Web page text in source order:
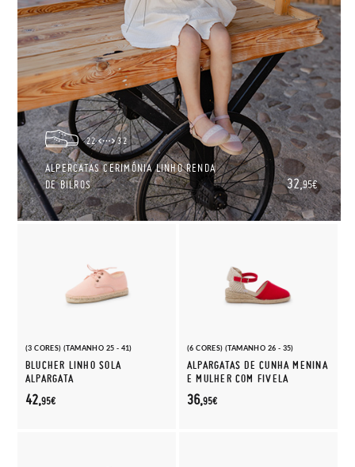
22 32
ALPERCATAS CERIMÓNIA LINHO RENDA
DE BILROS
32,95€
(3 CORES) (TAMANHO 25 - 41)
BLUCHER LINHO SOLA
ALPARGATA
42,95€
(6 CORES) (TAMANHO 26 - 35)
ALPARGATAS DE CUNHA MENINA
E MULHER COM FIVELA
36,95€